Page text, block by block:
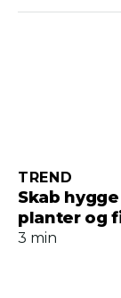
Skab
planter og
TREND
3 min